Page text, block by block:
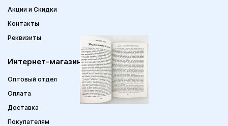
Акции и Скидки
Контакты
Реквизиты
Интернет-магазин
Оптовый отдел
Оплата
Доставка
Покупателям